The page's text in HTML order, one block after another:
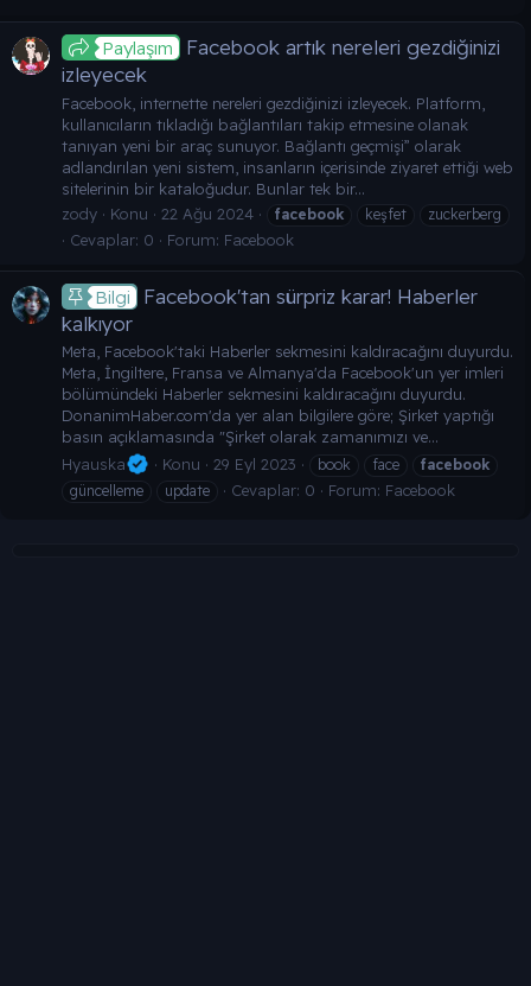
Paylaşım
Facebook artık nereleri gezdiğinizi
izleyecek
Facebook, internette nereleri gezdiğinizi izleyecek. Platform,
kullanıcıların tıkladığı bağlantıları takip etmesine olanak
tanıyan yeni bir araç sunuyor. Bağlantı geçmişi” olarak
adlandırılan yeni sistem, insanların içerisinde ziyaret ettiği web
sitelerinin bir kataloğudur. Bunlar tek bir...
zody
Konu 22 Ağu 2024 facebook keşfet zuckerberg
Cevaplar: 0 Forum: Facebook
Bilgi
Facebook'tan sürpriz karar! Haberler
kalkıyor
Meta, Facebook'taki Haberler sekmesini kaldıracağını duyurdu.
Meta, İngiltere, Fransa ve Almanya'da Facebook'un yer imleri
bölümündeki Haberler sekmesini kaldıracağını duyurdu.
DonanimHaber.com'da yer alan bilgilere göre; Şirket yaptığı
basın açıklamasında "Şirket olarak zamanımızı ve...
Hyauska
Konu 29 Eyl 2023 book face
facebook
güncelleme
update Cevaplar: 0 Forum: Facebook